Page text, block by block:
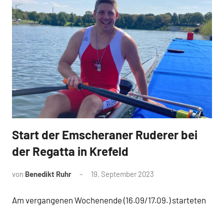
News
Start der Emscheraner Ruderer bei
der Regatta in Krefeld
von Benedikt Ruhr 19. September 2023
Am vergangenen Wochenende (16.09/17.09.) starteten